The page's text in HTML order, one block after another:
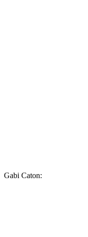
Gabi Caton: